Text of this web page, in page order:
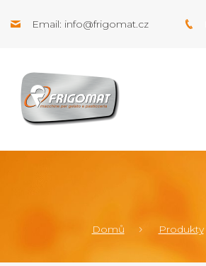
Email: info@frigomat.cz
Domů Produkty